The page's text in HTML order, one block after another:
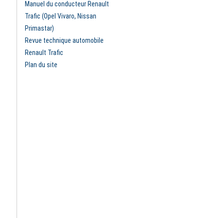
Manuel du conducteur Renault
Trafic (Opel Vivaro, Nissan
Primastar)
Revue technique automobile
Renault Trafic
Plan du site